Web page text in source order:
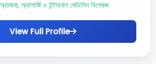
অ্যালার্জি ও ইন্টারনাল মেডিসিন বিশেষজ্ঞ
View Full Profile